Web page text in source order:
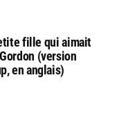
fille qui aimait
(version
en anglais)